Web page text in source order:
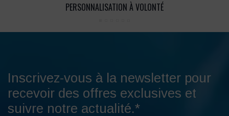
PERSONNALISATION À VOLONTÉ
Inscrivez-vous à la newsletter pour
recevoir des offres exclusives et
suivre notre actualité.*